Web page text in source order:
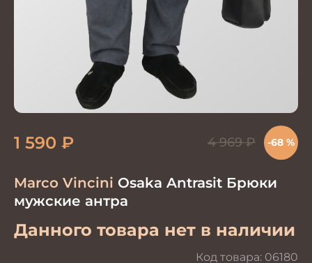
Marco Vincini Osaka Antrasit Брюки
мужские антра
Данного товара нет в наличии
Код товара: 06180
1 590 ₽ 4 969₽ -68 %